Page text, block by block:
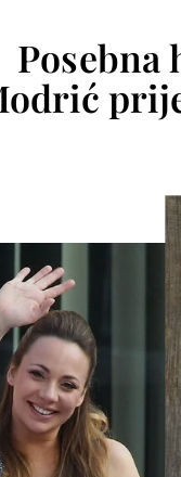
Posebna